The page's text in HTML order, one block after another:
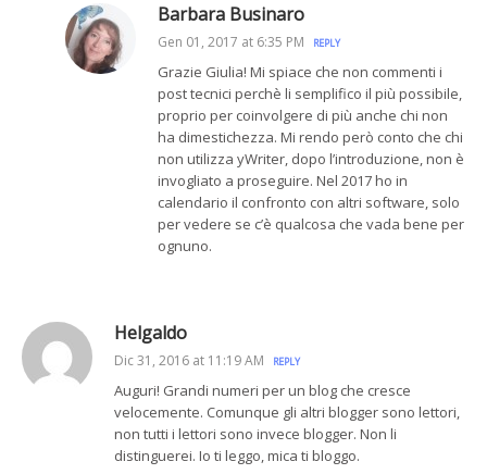
Barbara Businaro
Gen 01, 2017 at 6:35 PM REPLY
Grazie Giulia! Mi spiace che non commenti i
post tecnici perchè li semplifico il più possibile,
proprio per coinvolgere di più anche chi non
ha dimestichezza. Mi rendo però conto che chi
non utilizza yWriter, dopo l’introduzione, non è
invogliato a proseguire. Nel 2017 ho in
calendario il confronto con altri software, solo
per vedere se c’è qualcosa che vada bene per
ognuno.
Helgaldo
Dic 31, 2016 at 11:19 AM REPLY
Auguri! Grandi numeri per un blog che cresce
velocemente. Comunque gli altri blogger sono lettori,
non tutti i lettori sono invece blogger. Non li
distinguerei. Io ti leggo, mica ti bloggo.